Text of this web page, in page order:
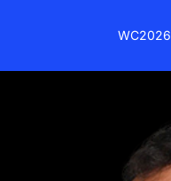
WC2026